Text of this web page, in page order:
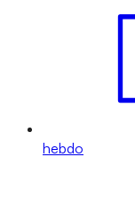
hebdo